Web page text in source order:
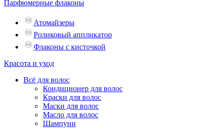
Парфюмерные флаконы
Атомайзеры
Роликовый аппликатор
Флаконы с кисточкой
Красота и уход
Всё для волос
Кондиционер для волос
Краски для волос
Маски для волос
Масло для волос
Шампуни